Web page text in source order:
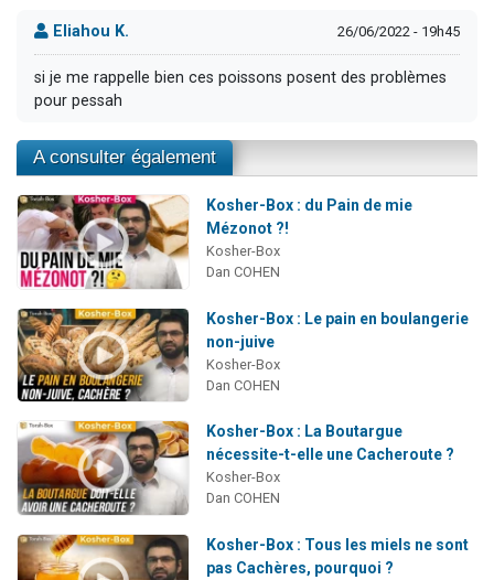
Eliahou K. 26/06/2022 - 19h45
si je me rappelle bien ces poissons posent des problèmes
pour pessah
A consulter également
Kosher-Box : du Pain de mie
Mézonot ?!
Kosher-Box
Dan COHEN
Kosher-Box : Le pain en boulangerie
non-juive
Kosher-Box
Dan COHEN
Kosher-Box : La Boutargue
nécessite-t-elle une Cacheroute ?
Kosher-Box
Dan COHEN
Kosher-Box : Tous les miels ne sont
pas Cachères, pourquoi ?